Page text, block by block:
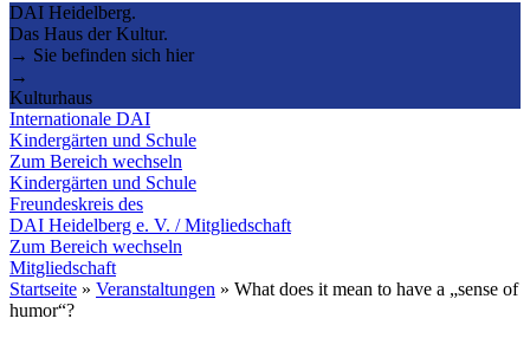
DAI Heidelberg.
Das Haus der Kultur.
→ Sie befinden sich hier
→
Kulturhaus
Internationale DAI
Kindergärten und Schule
Zum Bereich wechseln
Kindergärten und Schule
Freundeskreis des
DAI Heidelberg e. V. / Mitgliedschaft
Zum Bereich wechseln
Mitgliedschaft
Startseite » Veranstaltungen » What does it mean to have a „sense of
humor“?